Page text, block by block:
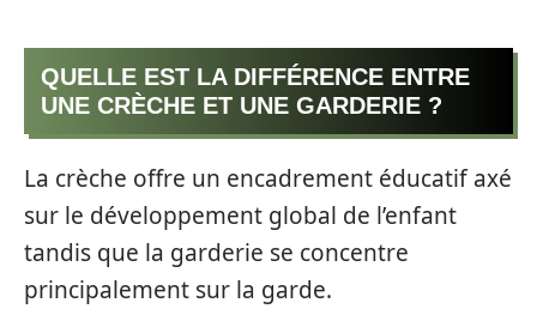
QUELLE EST LA DIFFÉRENCE ENTRE
UNE CRÈCHE ET UNE GARDERIE ?
La crèche offre un encadrement éducatif axé
sur le développement global de l’enfant
tandis que la garderie se concentre
principalement sur la garde.